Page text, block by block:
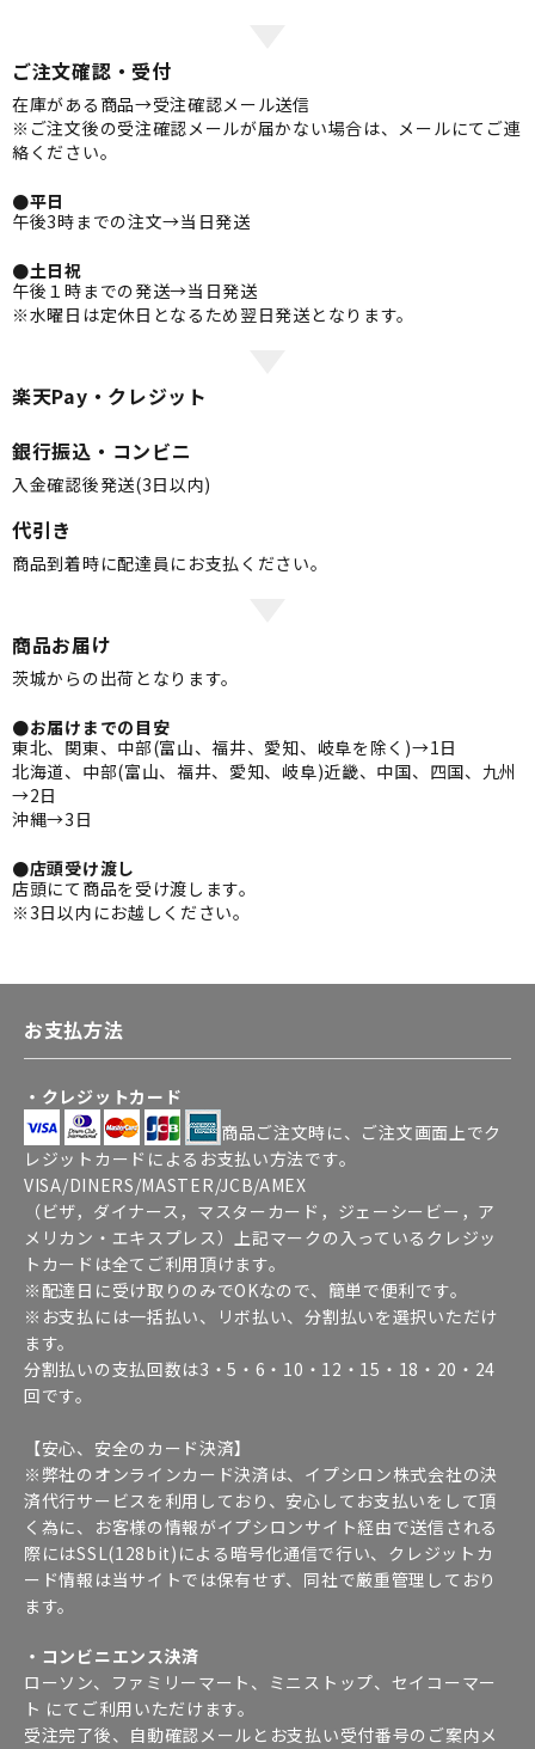
ご注文確認・受付
在庫がある商品→受注確認メール送信
※ご注文後の受注確認メールが届かない場合は、メールにてご連
絡ください。
●平日
午後3時までの注文→当日発送
●土日祝
午後１時までの発送→当日発送
※水曜日は定休日となるため翌日発送となります。
楽天Pay・クレジット
銀行振込・コンビニ
入金確認後発送(3日以内)
代引き
商品到着時に配達員にお支払ください。
商品お届け
茨城からの出荷となります。
●お届けまでの目安
東北、関東、中部(富山、福井、愛知、岐阜を除く)→1日
北海道、中部(富山、福井、愛知、岐阜)近畿、中国、四国、九州
→2日
沖縄→3日
●店頭受け渡し
店頭にて商品を受け渡します。
※3日以内にお越しください。
お支払方法
・クレジットカード
商品ご注文時に、ご注文画面上でク
レジットカードによるお支払い方法です。
VISA/DINERS/MASTER/JCB/AMEX
（ビザ，ダイナース，マスターカード，ジェーシービー，ア
メリカン・エキスプレス）上記マークの入っているクレジッ
トカードは全てご利用頂けます。
※配達日に受け取りのみでOKなので、簡単で便利です。
※お支払には一括払い、リボ払い、分割払いを選択いただけ
ます。
分割払いの支払回数は3・5・6・10・12・15・18・20・24
回です。
【安心、安全のカード決済】
※弊社のオンラインカード決済は、イプシロン株式会社の決
済代行サービスを利用しており、安心してお支払いをして頂
く為に、お客様の情報がイプシロンサイト経由で送信される
際にはSSL(128bit)による暗号化通信で行い、クレジットカ
ード情報は当サイトでは保有せず、同社で厳重管理しており
ます。
・コンビニエンス決済
ローソン、ファミリーマート、ミニストップ、セイコーマー
ト にてご利用いただけます。
受注完了後、自動確認メールとお支払い受付番号のご案内メ